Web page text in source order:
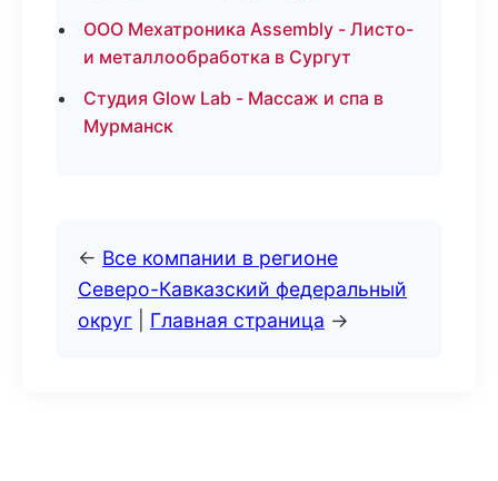
ООО Мехатроника Assembly - Листо-
и металлообработка в Сургут
Студия Glow Lab - Массаж и спа в
Мурманск
← Все компании в регионе
Северо-Кавказский федеральный
округ
Главная страница →